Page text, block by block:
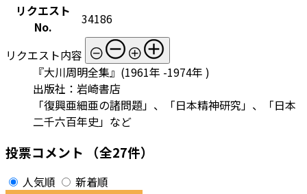
リクエスト
No.
34186
リクエスト内容
『大川周明全集』(1961年 -1974年 )
出版社：岩崎書店
「復興亜細亜の諸問題」、「日本精神研究」、「日本
二千六百年史」など
投票コメント （全27件）
人気順 新着順